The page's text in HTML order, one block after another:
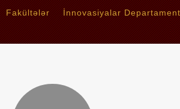
Fakültələr İnnovasiyalar